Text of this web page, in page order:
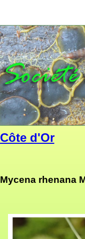
Côte d'Or
Mycena rhenana